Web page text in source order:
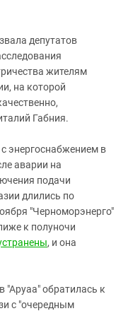
В ЧЕЧНЕ
АКТИВИСТОВ
И ПРОТЕСТЫ
депутатов
жителям
на которой
Габния.
с энергоснабжением в
аварии на
подачи
длились по
"Черноморэнерго"
к полуночи
, и она
"Аруаа" обратилась к
с "очередным